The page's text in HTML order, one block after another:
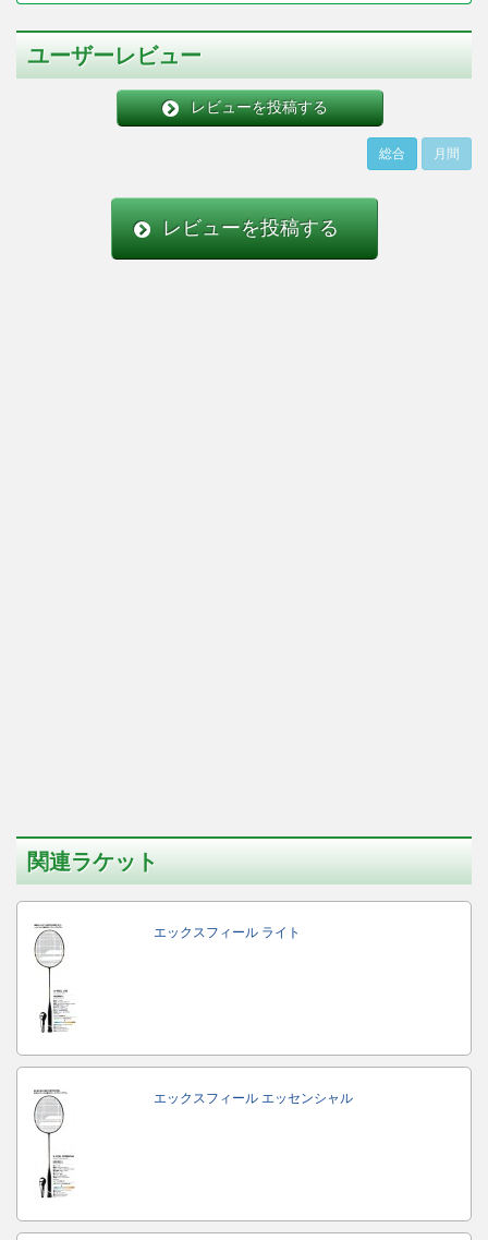
ユーザーレビュー
レビューを投稿する
総合 月間
レビューを投稿する
関連ラケット
エックスフィール ライト
エックスフィール エッセンシャル